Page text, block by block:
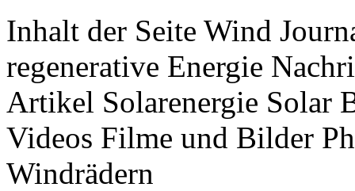
Inhalt der Seite Wind
regenerative Energie
Artikel Solarenergie Solar
Videos Filme und Bilder
Windrädern